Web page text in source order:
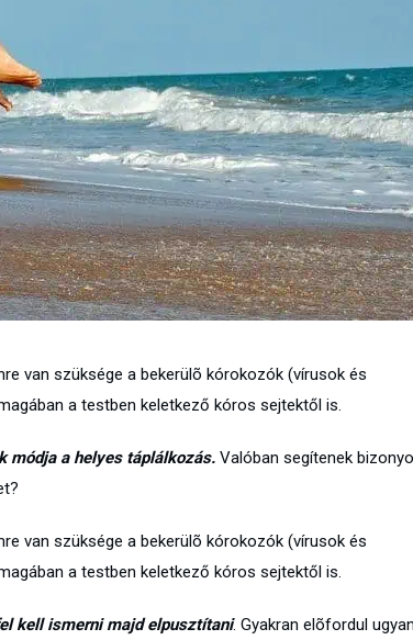
van szüksége a bekerülõ kórokozók (vírusok és
a testben keletkező kóros sejtektől is.
módja a helyes táplálkozás. Valóban segítenek
van szüksége a bekerülõ kórokozók (vírusok és
a testben keletkező kóros sejtektől is.
kell ismerni majd elpusztítani. Gyakran elõfordul